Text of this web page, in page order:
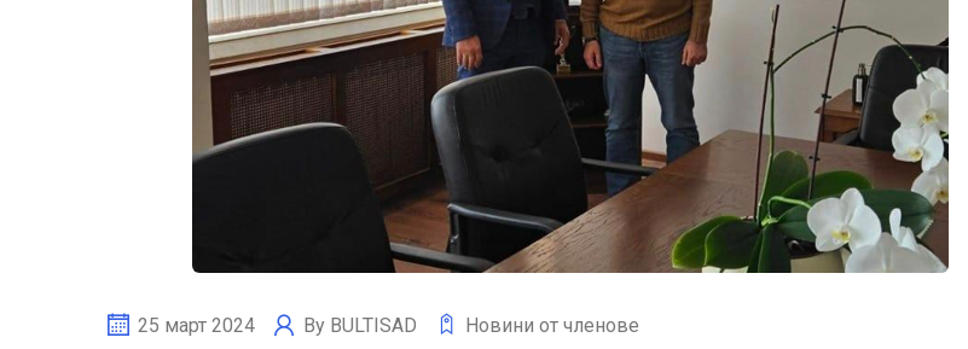
25 март 2024 By BULTISAD Новини от членове